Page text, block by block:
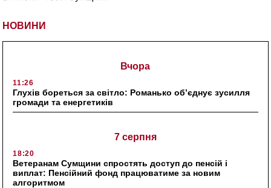
НОВИНИ
Вчора
11:26
Глухів бореться за світло: Романько об’єднує зусилля
громади та енергетиків
7 серпня
18:20
Ветеранам Сумщини спростять доступ до пенсій і
виплат: Пенсійний фонд працюватиме за новим
алгоритмом